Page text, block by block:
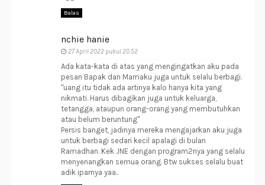
Balas
nchie hanie
27 April 2022 pukul 20.52
Ada kata-kata di atas yang mengingatkan aku pada
pesan Bapak dan Mamaku juga untuk selalu berbagi.
"uang itu tidak ada artinya kalo hanya kita yang
nikmati. Harus dibagikan juga untuk keluarga,
tetangga, ataupun orang-orang yang membutuhkan
atau belum beruntung"
Persis banget, jadinya mereka mengajarkan aku juga
untuk berbagi sedari kecil apalagi di bulan
Ramadhan. Kek JNE dengan program2nya yang selalu
menyenangkan semua orang. Btw sukses selalu buat
adik iparnya yaa..